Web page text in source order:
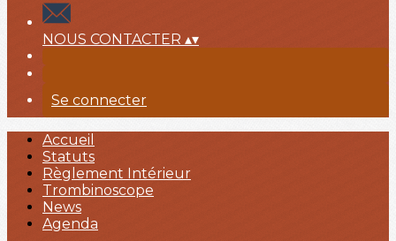
NOUS CONTACTER ▴▾
Se connecter
Accueil
Statuts
Règlement Intérieur
Trombinoscope
News
Agenda